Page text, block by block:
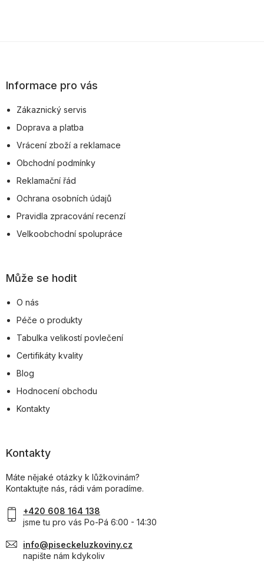
pInformace pro vás
Zákaznický servis
Doprava a platba
Vrácení zboží a reklamace
Obchodní podmínky
Reklamační řád
Ochrana osobních údajů
Pravidla zpracování recenzí
Velkoobchodní spolupráce
Může se hodit
O nás
Péče o produkty
Tabulka velikostí povlečení
Certifikáty kvality
Blog
Hodnocení obchodu
Kontakty
Kontakty
Máte nějaké otázky k lůžkovinám?
Kontaktujte nás, rádi vám poradíme.
+420 608 164 138
jsme tu pro vás Po-Pá 6:00 - 14:30
info@piseckeluzkoviny.cz
napište nám kdykoliv